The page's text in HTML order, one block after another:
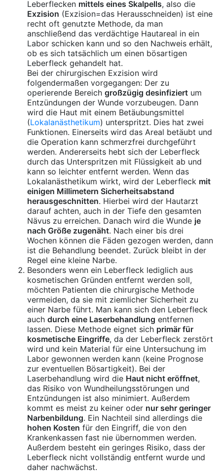
Leberflecken mittels eines Skalpells, also die
Exzision (Exzision=das Herausschneiden) ist eine
recht oft genutzte Methode, da man
anschließend das verdächtige Hautareal in ein
Labor schicken kann und so den Nachweis erhält,
ob es sich tatsächlich um einen bösartigen
Leberfleck gehandelt hat.
Bei der chirurgischen Exzision wird
folgendermaßen vorgegangen: Der zu
operierende Bereich großzügig desinfiziert um
Entzündungen der Wunde vorzubeugen. Dann
wird die Haut mit einem Betäubungsmittel
(Lokalanästhetikum) unterspritzt. Dies hat zwei
Funktionen. Einerseits wird das Areal betäubt und
die Operation kann schmerzfrei durchgeführt
werden. Andererseits hebt sich der Leberfleck
durch das Unterspritzen mit Flüssigkeit ab und
kann so leichter entfernt werden. Wenn das
Lokalanästhetikum wirkt, wird der Leberfleck mit
einigen Millimetern Sicherheitsabstand
herausgeschnitten. Hierbei wird der Hautarzt
darauf achten, auch in der Tiefe den gesamten
Nävus zu erreichen. Danach wird die Wunde je
nach Größe zugenäht. Nach einer bis drei
Wochen können die Fäden gezogen werden, dann
ist die Behandlung beendet. Zurück bleibt in der
Regel eine kleine Narbe.
Besonders wenn ein Leberfleck lediglich aus
kosmetischen Gründen entfernt werden soll,
möchten Patienten die chirurgische Methode
vermeiden, da sie mit ziemlicher Sicherheit zu
einer Narbe führt. Man kann sich den Leberfleck
auch durch eine Laserbehandlung entfernen
lassen. Diese Methode eignet sich primär für
kosmetische Eingriffe, da der Leberfleck zerstört
wird und kein Material für eine Untersuchung im
Labor gewonnen werden kann (keine Prognose
zur eventuellen Bösartigkeit). Bei der
Laserbehandlung wird die Haut nicht eröffnet,
das Risiko von Wundheilungsstörungen und
Entzündungen ist also minimiert. Außerdem
kommt es meist zu keiner oder nur sehr geringer
Narbenbildung. Ein Nachteil sind allerdings die
hohen Kosten für den Eingriff, die von den
Krankenkassen fast nie übernommen werden.
Außerdem besteht ein geringes Risiko, dass der
Leberfleck nicht vollständig entfernt wurde und
daher nachwächst.